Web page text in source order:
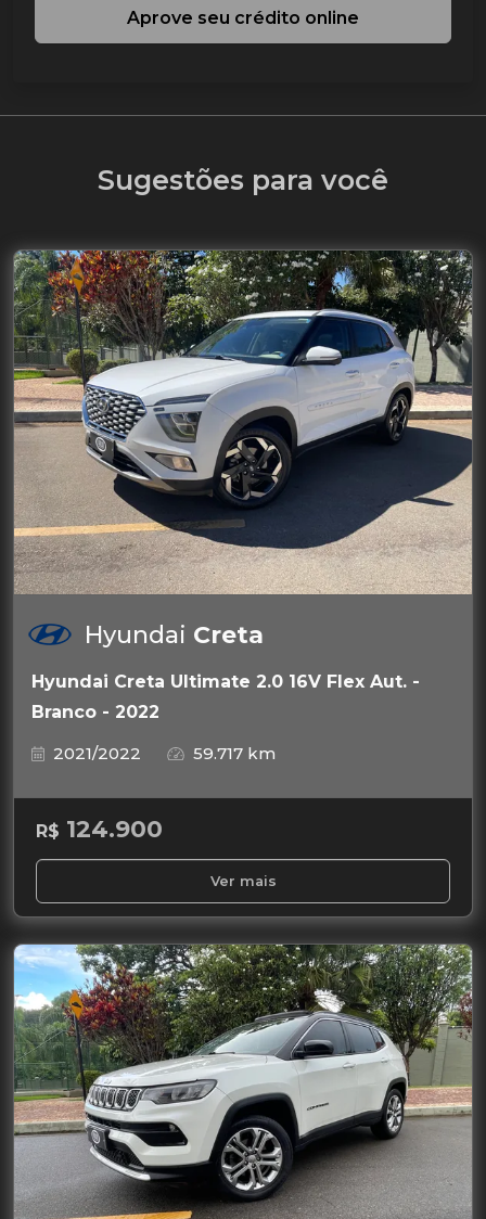
Aprove seu crédito online
Sugestões para você
Hyundai Creta
Hyundai Creta Ultimate 2.0 16V Flex Aut. -
Branco - 2022
2021/2022
59.717 km
R$ 124.900
Ver mais